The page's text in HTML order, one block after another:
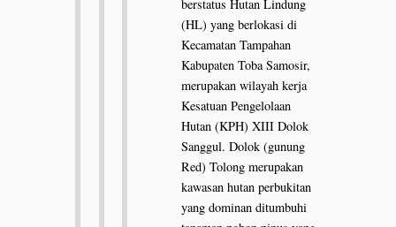
berstatus Hutan Lindung
(HL) yang berlokasi di
Kecamatan Tampahan
Kabupaten Toba Samosir,
merupakan wilayah kerja
Kesatuan Pengelolaan
Hutan (KPH) XIII Dolok
Sanggul. Dolok (gunung
Red) Tolong merupakan
kawasan hutan perbukitan
yang dominan ditumbuhi